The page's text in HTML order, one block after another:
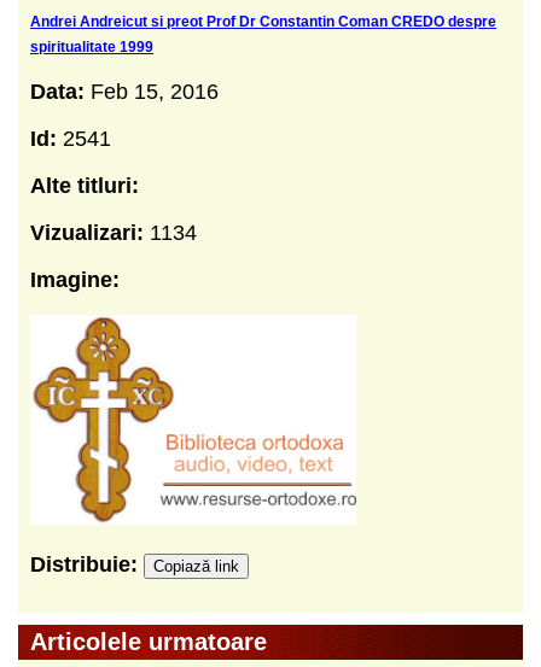
Andrei Andreicut si preot Prof Dr Constantin Coman CREDO despre
spiritualitate 1999
Data: Feb 15, 2016
Id: 2541
Alte titluri:
Vizualizari: 1134
Imagine:
Distribuie: Copiază link
Articolele urmatoare